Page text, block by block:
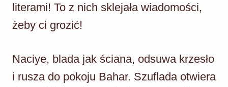
literami! To z nich sklejała wiadomości,
żeby ci grozić!
Naciye, blada jak ściana, odsuwa krzesło
i rusza do pokoju Bahar. Szuflada otwiera